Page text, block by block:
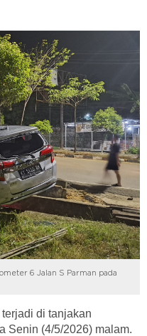
6 Jalan S Parman pada
di tanjakan
Senin (4/5/2026) malam.